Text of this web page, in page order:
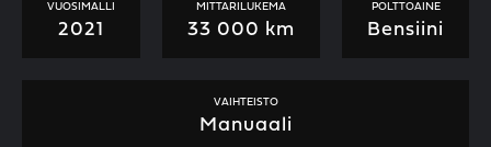
VUOSIMALLI
2021
MITTARILUKEMA
33 000 km
POLTTOAINE
Bensiini
VAIHTEISTO
Manuaali